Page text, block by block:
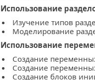
Использование
Изучение типов
Моделирование
Использование
Создание
Создание
Создание блоков